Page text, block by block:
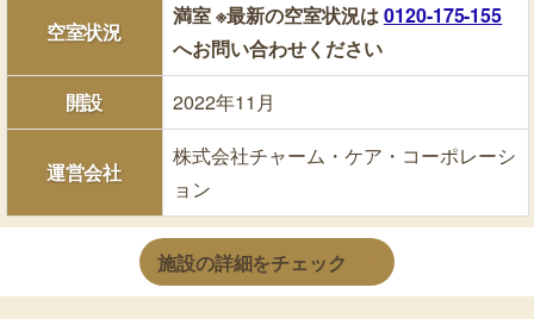
空室状況
満室※最新の空室状況は0120-175-155
へお問い合わせください
開設
2022年11月
運営会社
株式会社チャーム・ケア・コーポレーシ
ョン
施設の詳細をチェック